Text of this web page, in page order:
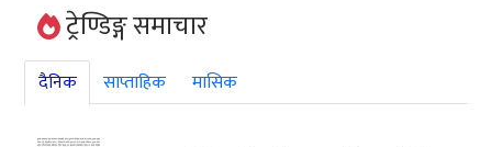
ट्रेण्डिङ्ग समाचार
दैनिक साप्ताहिक मासिक